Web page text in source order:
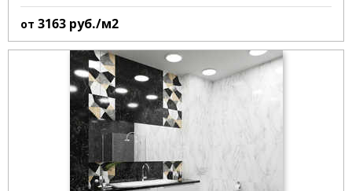
от 3163 руб./м2